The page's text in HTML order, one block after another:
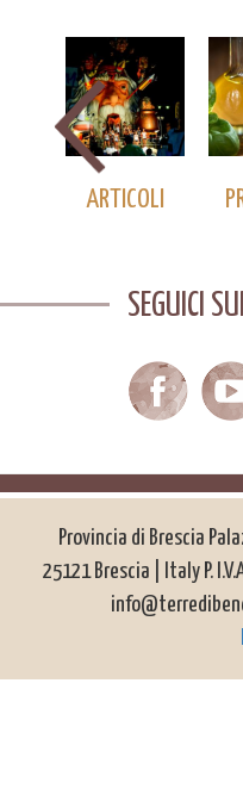
ARTICOLI
SEGUICI
Provincia di Brescia
25121 Brescia | Italy P.